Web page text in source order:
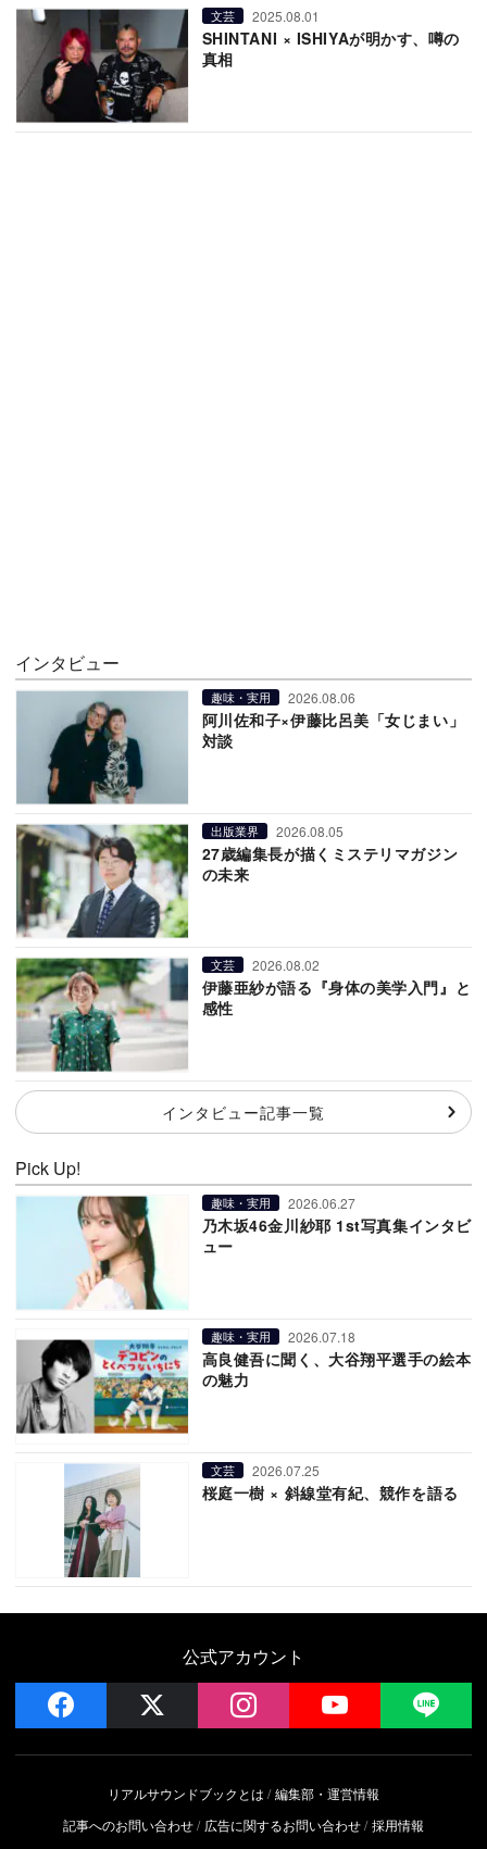
文芸 2025.08.01
SHINTANI × ISHIYAが明かす、噂の
真相
インタビュー
趣味・実用 2026.08.06
阿川佐和子×伊藤比呂美「女じまい」
対談
出版業界 2026.08.05
27歳編集長が描くミステリマガジン
の未来
文芸 2026.08.02
伊藤亜紗が語る『身体の美学入門』と
感性
インタビュー記事一覧
Pick Up!
趣味・実用 2026.06.27
乃木坂46金川紗耶 1st写真集インタビ
ュー
趣味・実用 2026.07.18
高良健吾に聞く、大谷翔平選手の絵本
の魅力
文芸 2026.07.25
桜庭一樹 × 斜線堂有紀、競作を語る
公式アカウント
facebook instagram YouTube
リアルサウンドブックとは
編集部・運営情報
記事へのお問い合わせ
広告に関するお問い合わせ 採用情報